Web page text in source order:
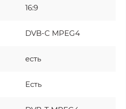
16:9
DVB-C MPEG4
есть
Есть